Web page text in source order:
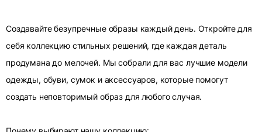
Создавайте безупречные образы каждый день. Откройте для
себя коллекцию стильных решений, где каждая деталь
продумана до мелочей. Мы собрали для вас лучшие модели
одежды, обуви, сумок и аксессуаров, которые помогут
создать неповторимый образ для любого случая.